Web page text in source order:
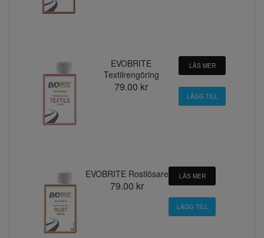
EVOBRITE
Textilrengöring
79.00 kr
LÄS MER
EVOBRITE Rostlösare
79.00 kr
LÄS MER